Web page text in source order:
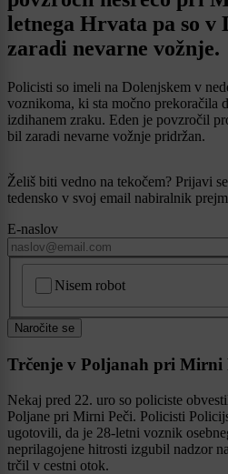
letnega Hrvata pa so
zaradi nevarne vožnje.
Policisti so imeli na Dolenjskem v
voznikoma, ki sta močno prekoračila
izdihanem zraku. Eden je povzročil
bil zaradi nevarne vožnje pridržan.
Želiš biti vedno na tekočem? Prijavi
tedensko v svoj email nabiralnik
E-naslov
Nisem robot
Naročite se
Trčenje v Poljanah pri Mirni
Nekaj pred 22. uro so policiste
Poljane pri Mirni Peči. Policisti
ugotovili, da je 28-letni voznik
neprilagojene hitrosti izgubil nadzor
trčil v cestni otok.